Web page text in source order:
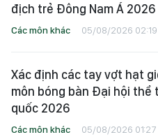
địch trẻ Đông Nam Á 2026
Các môn khác 05/08/2026 02:19
Xác định các tay vợt hạt
môn bóng bàn Đại hội thể
quốc 2026
Các môn khác 05/08/2026 01:27